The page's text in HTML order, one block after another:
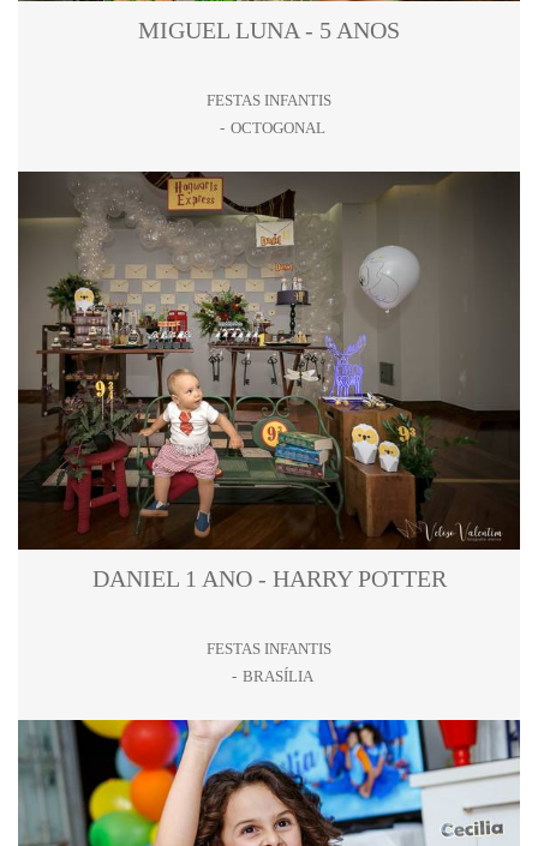
MIGUEL LUNA - 5 ANOS
FESTAS INFANTIS
OCTOGONAL
DANIEL 1 ANO - HARRY POTTER
FESTAS INFANTIS
BRASÍLIA